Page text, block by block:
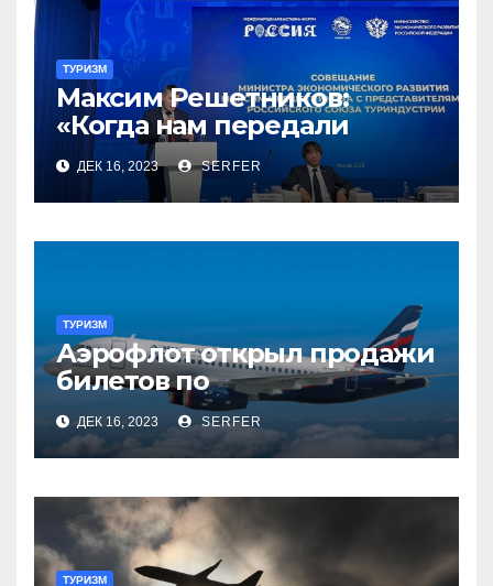
ТУРИЗМ
Максим Решетников:
«Когда нам передали
туризм, для нас это был
сюрприз, но он оказался
приятным»
ДЕК 16, 2023 SERFER
ТУРИЗМ
Аэрофлот открыл продажи
билетов по
субсидированным
тарифам
ДЕК 16, 2023 SERFER
ТУРИЗМ